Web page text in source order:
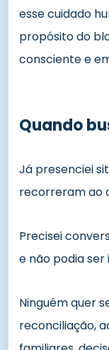
esse cuidado
propósito do
consciente e
Quando
Já presenciei
recorreram ao
Precisei
e não podia ser
Ninguém quer
reconciliação,